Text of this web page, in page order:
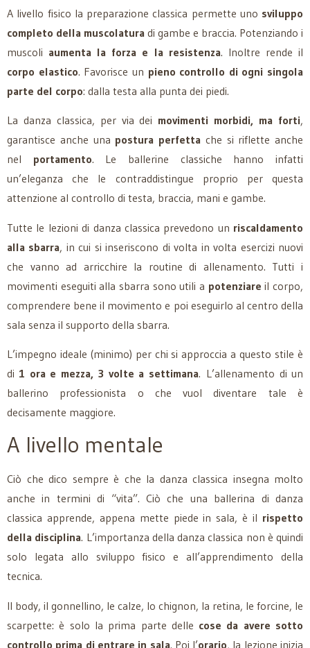
A livello fisico la preparazione classica permette uno sviluppo
completo della muscolatura di gambe e braccia. Potenziando i
muscoli aumenta la forza e la resistenza. Inoltre rende il
corpo elastico. Favorisce un pieno controllo di ogni singola
parte del corpo: dalla testa alla punta dei piedi.
La danza classica, per via dei movimenti morbidi, ma forti,
garantisce anche una postura perfetta che si riflette anche
nel portamento. Le ballerine classiche hanno infatti
un’eleganza che le contraddistingue proprio per questa
attenzione al controllo di testa, braccia, mani e gambe.
Tutte le lezioni di danza classica prevedono un riscaldamento
alla sbarra, in cui si inseriscono di volta in volta esercizi nuovi
che vanno ad arricchire la routine di allenamento. Tutti i
movimenti eseguiti alla sbarra sono utili a potenziare il corpo,
comprendere bene il movimento e poi eseguirlo al centro della
sala senza il supporto della sbarra.
L’impegno ideale (minimo) per chi si approccia a questo stile è
di 1 ora e mezza, 3 volte a settimana. L’allenamento di un
ballerino professionista o che vuol diventare tale è
decisamente maggiore.
A livello mentale
Ciò che dico sempre è che la danza classica insegna molto
anche in termini di “vita”. Ciò che una ballerina di danza
classica apprende, appena mette piede in sala, è il rispetto
della disciplina. L’importanza della danza classica non è quindi
solo legata allo sviluppo fisico e all’apprendimento della
tecnica.
Il body, il gonnellino, le calze, lo chignon, la retina, le forcine, le
scarpette: è solo la prima parte delle cose da avere sotto
controllo prima di entrare in sala. Poi l’orario, la lezione inizia